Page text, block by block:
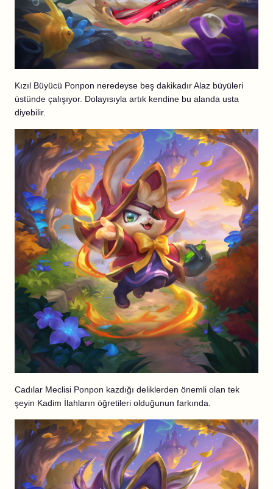
Kızıl Büyücü Ponpon neredeyse beş dakikadır Alaz büyüleri
üstünde çalışıyor. Dolayısıyla artık kendine bu alanda usta
diyebilir.
Cadılar Meclisi Ponpon kazdığı deliklerden önemli olan tek
şeyin Kadim İlahların öğretileri olduğunun farkında.